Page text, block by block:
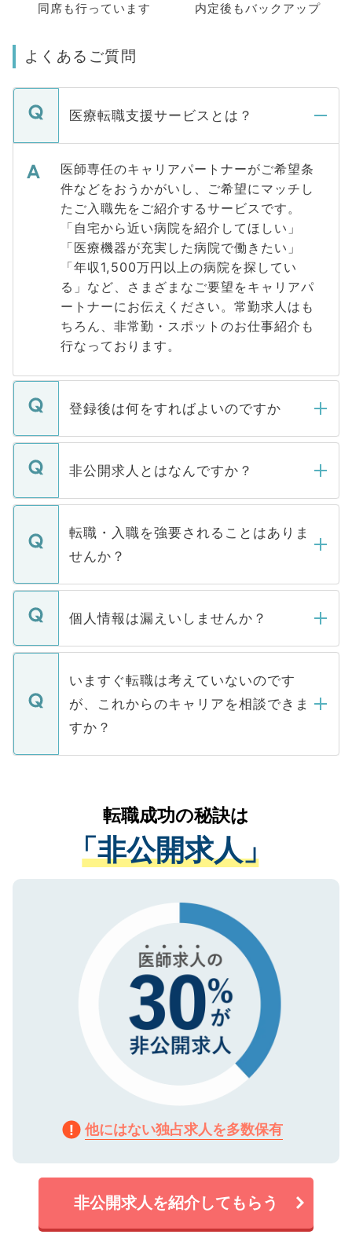
同席も行っています
内定後もバックアップ
よくあるご質問
医療転職支援サービスとは？
医師専任のキャリアパートナーがご希望条
件などをおうかがいし、ご希望にマッチし
たご入職先をご紹介するサービスです。
「自宅から近い病院を紹介してほしい」
「医療機器が充実した病院で働きたい」
「年収1,500万円以上の病院を探してい
る」など、さまざまなご要望をキャリアパ
ートナーにお伝えください。常勤求人はも
ちろん、非常勤・スポットのお仕事紹介も
行なっております。
登録後は何をすればよいのですか
ご登録いただきましたら、弊社担当者がご
登録内容を確認し、その後メールもしくは
ます。通常、5営業日以内にはご連絡をせて
いただきますので、しばらくお待ちくださ
い。
非公開求人とはなんですか？
マイナビDOCTORで取り扱っている求人の
うち約3割は、Webサイトからご覧いただ
けない「非公開求人」です。非公開求人は
下記の理由によって、一般には公開してい
ません。
■応募殺到を避けるため 人気のある医療機
関を公にしてしまうと、応募が殺到する場
に、医療機関が求める条件に合った人材の
みを人材紹介会社に依頼するケースが増え
ています。
転職・入職を強要されることはありま
せんか？
転職・入職を強要することは一切ありませ
ん。また、仮に応募先から内定をいただい
定を承諾する必要はありません。内定先へ
の辞退の連絡はキャリアパートナーが行い
ますので、ご安心ください。
個人情報は漏えいしませんか？
個人情報が漏えいすることはありませんの
で、ご安心ください。当サイトからの登録
などで収集したご登録者様の個人情報は、
ご本人のキャリアアップおよび転職活動の
支援を目的に使用いたします。お預かりし
ているすべての個人データはご本人の許可
は、個人情報の取り扱いについての厳密な
管理基準を満たした事業者のみに付与され
る、プライバシーマークを取得済みです。
ご登録いただいた個人情報は、SSL（デー
で、機密保持に関してもご安心ください。
いますぐ転職は考えていないのです
が、これからのキャリアを相談できま
すか？
かがいして、現在の医療機関の状況や紹介
経験をまじえながら、適切なアドバイスを
させていただきます。すぐにご転職をされ
ない方には、長期的なサポートが可能です
ので、まずはご登録ください。
転職成功の秘訣は
「非公開求人」
他にはない独占求人を多数保有
非公開求人を紹介してもらう